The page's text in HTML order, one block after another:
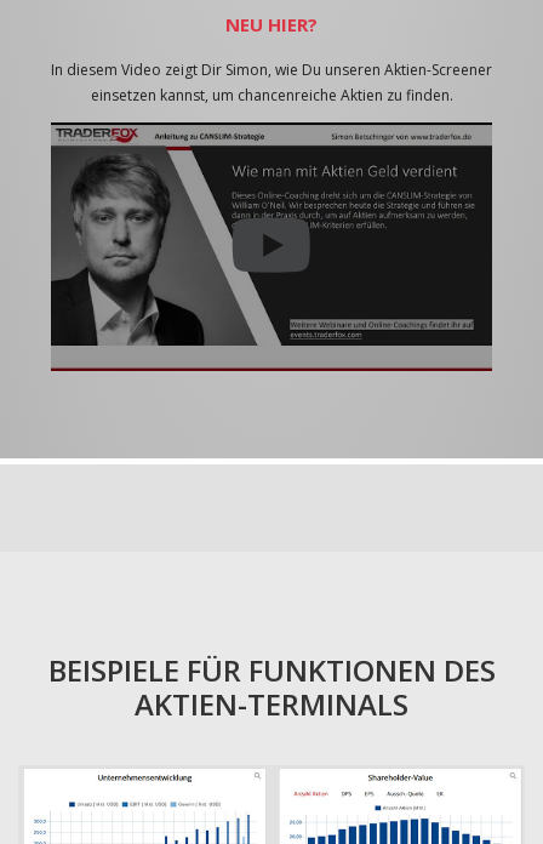
NEU HIER?
In diesem Video zeigt Dir Simon, wie Du unseren Aktien-Screener
einsetzen kannst, um chancenreiche Aktien zu finden.
BEISPIELE FÜR FUNKTIONEN DES
AKTIEN-TERMINALS